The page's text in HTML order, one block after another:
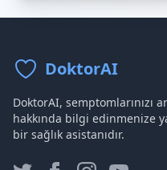
DoktorAI
DoktorAI, semptomlarınızı
hakkında bilgi edinmenize
bir sağlık asistanıdır.